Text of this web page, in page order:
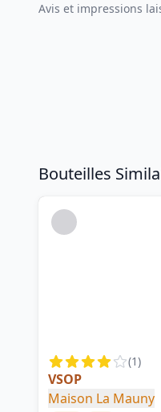
Avis et impressions
Bouteilles
(1)
VSOP
Maison La Mauny